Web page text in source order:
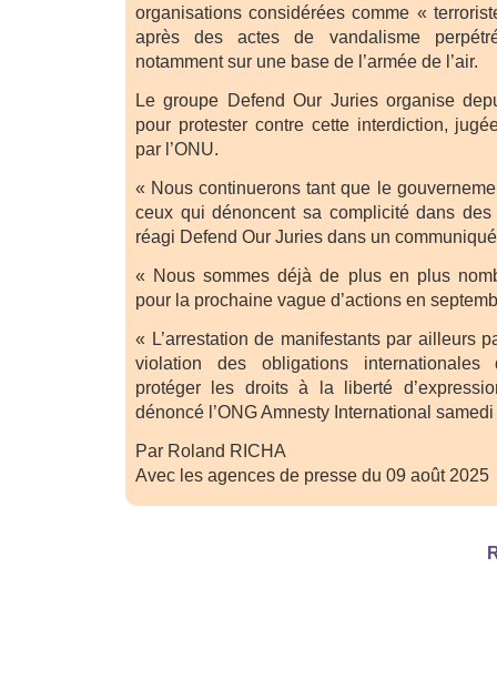
organisations considérées comme «
après des actes de vandalisme
notamment sur une base de l’armée de l’air.
Le groupe Defend Our Juries organise
pour protester contre cette interdiction,
par l’ONU.
« Nous continuerons tant que le
ceux qui dénoncent sa complicité dans
réagi Defend Our Juries dans un
« Nous sommes déjà de plus en plus
pour la prochaine vague d’actions en
« L’arrestation de manifestants par ailleurs
violation des obligations internationales
protéger les droits à la liberté
dénoncé l’ONG Amnesty International
Par Roland RICHA
Avec les agences de presse du 09 août 2025